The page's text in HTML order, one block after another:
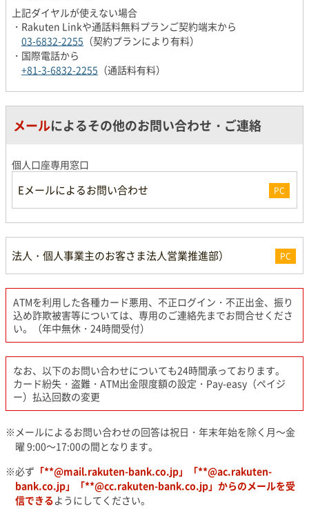
上記ダイヤルが使えない場合
Rakuten Linkや通話料無料プランご契約端末から
03-6832-2255 （契約プランにより有料）
国際電話から
+81-3-6832-2255 （通話料有料）
メールによるその他のお問い合わせ・ご連絡
個人口座専用窓口
Eメールによるお問い合わせ PC
法人・個人事業主のお客さま法人営業推進部） PC
ATMを利用した各種カード悪用、不正ログイン・不正出金、振り
込め詐欺被害等については、専用のご連絡先までお問合せくださ
い。（年中無休・24時間受付）
なお、以下のお問い合わせについても24時間承っております。
カード紛失・盗難・ATM出金限度額の設定・Pay-easy（ペイジ
ー）払込回数の変更
メールによるお問い合わせの回答は祝日・年末年始を除く月～金
曜 9:00～17:00の間となります。
必ず 「**@mail.rakuten-bank.co.jp」「**@ac.rakuten-
bank.co.jp」「**@cc.rakuten-bank.co.jp」からのメールを受
信できるようにしてください。